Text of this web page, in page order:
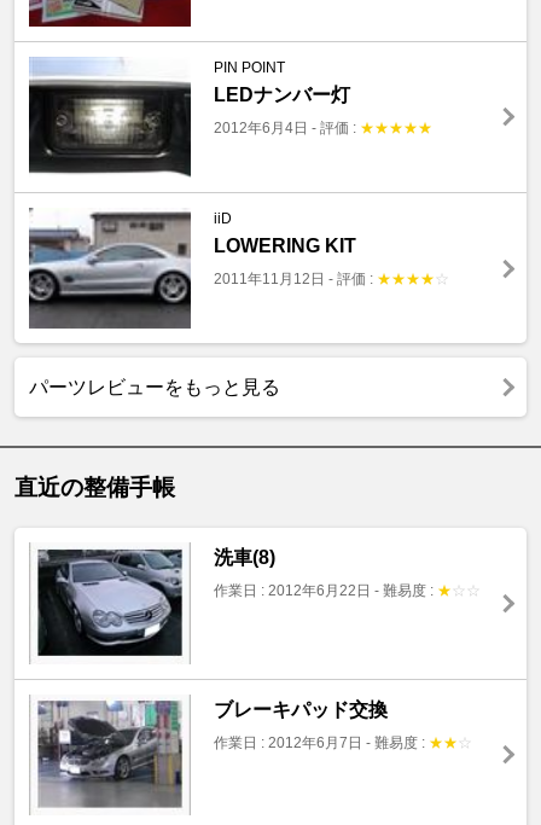
PIN POINT
LEDナンバー灯
2012年6月4日 - 評価 : ★★★★★
iiD
LOWERING KIT
2011年11月12日 - 評価 : ★★★★ ☆
パーツレビューをもっと見る
直近の整備手帳
洗車(8)
作業日 : 2012年6月22日 - 難易度 : ★ ☆ ☆
ブレーキパッド交換
作業日 : 2012年6月7日 - 難易度 : ★★ ☆